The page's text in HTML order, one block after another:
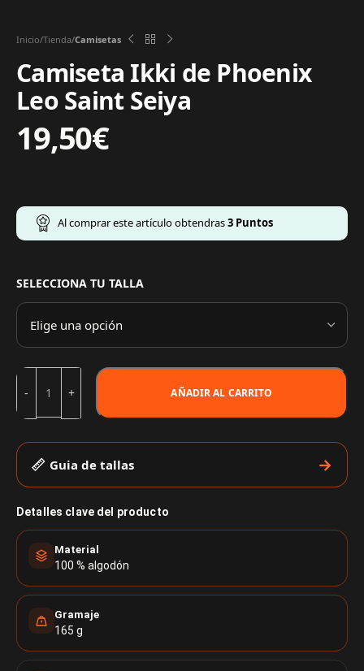
Inicio Tienda Camisetas
Camiseta Ikki de Phoenix
Leo Saint Seiya
19,50€
Al comprar este artículo obtendras3 Puntos
SELECCIONA TU TALLA
AÑADIR AL CARRITO
Guia de tallas
Detalles clave del producto
Material
100 % algodón
Gramaje
165 g